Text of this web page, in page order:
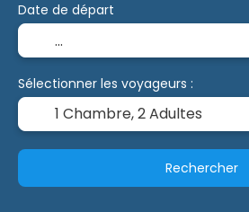
Date de départ
Sélectionner les voyageurs :
1 Chambre,2 Adultes
Rechercher